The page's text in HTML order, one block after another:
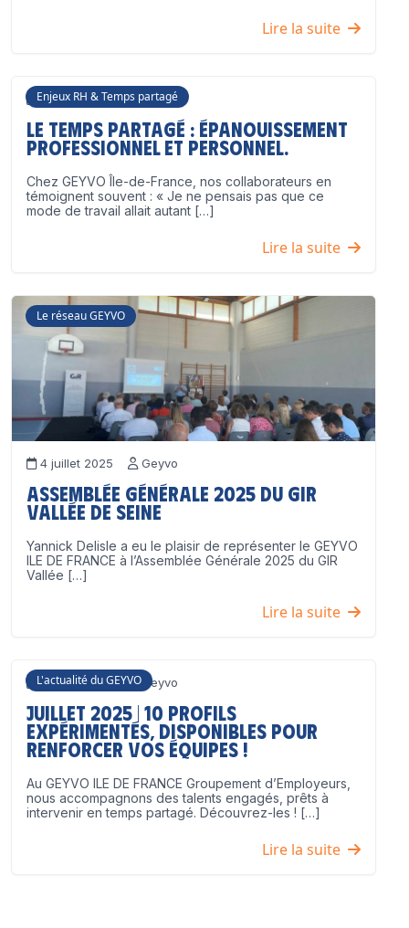
Lire la suite
Enjeux RH & Temps partagé
17 juillet 2025 Geyvo
Le temps partagé : épanouissement
professionnel ET personnel.
Chez GEYVO Île-de-France, nos collaborateurs en
témoignent souvent : « Je ne pensais pas que ce
mode de travail allait autant […]
Lire la suite
Le réseau GEYVO
4 juillet 2025 Geyvo
Assemblée Générale 2025 du GIR
Vallée de Seine
Yannick Delisle a eu le plaisir de représenter le GEYVO
ILE DE FRANCE à l’Assemblée Générale 2025 du GIR
Vallée […]
Lire la suite
L'actualité du GEYVO
3 juillet 2025 Geyvo
Juillet 2025 | 10 profils
expérimentés, disponibles pour
renforcer vos équipes !
Au GEYVO ILE DE FRANCE Groupement d’Employeurs,
nous accompagnons des talents engagés, prêts à
intervenir en temps partagé. Découvrez-les ! […]
Lire la suite